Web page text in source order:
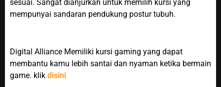
sesuai. Sangat dianjurkan untuk memilih kursi yang
mempunyai sandaran pendukung postur tubuh.
Digital Alliance Memiliki kursi gaming yang dapat
membantu kamu lebih santai dan nyaman ketika bermain
game. klik disini